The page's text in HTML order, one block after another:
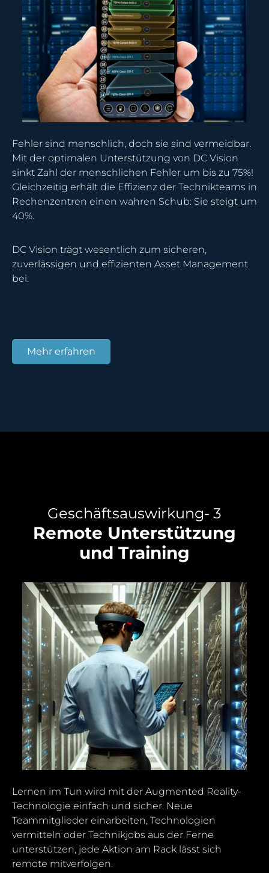
Fehler sind menschlich, doch sie sind vermeidbar.
Mit der optimalen Unterstützung von DC Vision
sinkt Zahl der menschlichen Fehler um bis zu 75%!
Gleichzeitig erhält die Effizienz der Technikteams in
Rechenzentren einen wahren Schub: Sie steigt um
40%.
DC Vision trägt wesentlich zum sicheren,
zuverlässigen und effizienten Asset Management
bei.
Mehr erfahren
Geschäftsauswirkung- 3
Remote Unterstützung
und Training
Lernen im Tun wird mit der Augmented Reality-
Technologie einfach und sicher. Neue
Teammitglieder einarbeiten, Technologien
vermitteln oder Technikjobs aus der Ferne
unterstützen, jede Aktion am Rack lässt sich
remote mitverfolgen.